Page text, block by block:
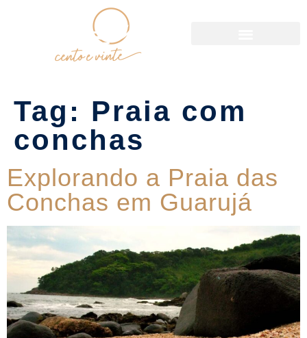
Tag: Praia com
conchas
Explorando a Praia das
Conchas em Guarujá